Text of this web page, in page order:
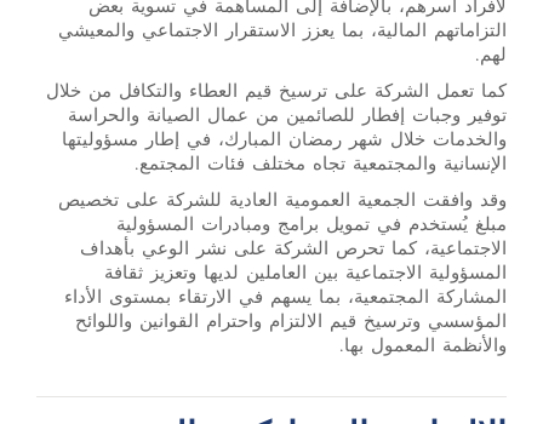
لأفراد أسرهم، بالإضافة إلى المساهمة في تسوية بعض
التزاماتهم المالية، بما يعزز الاستقرار الاجتماعي والمعيشي
لهم.
كما تعمل الشركة على ترسيخ قيم العطاء والتكافل من خلال
توفير وجبات إفطار للصائمين من عمال الصيانة والحراسة
والخدمات خلال شهر رمضان المبارك، في إطار مسؤوليتها
الإنسانية والمجتمعية تجاه مختلف فئات المجتمع.
وقد وافقت الجمعية العمومية العادية للشركة على تخصيص
مبلغ يُستخدم في تمويل برامج ومبادرات المسؤولية
الاجتماعية، كما تحرص الشركة على نشر الوعي بأهداف
المسؤولية الاجتماعية بين العاملين لديها وتعزيز ثقافة
المشاركة المجتمعية، بما يسهم في الارتقاء بمستوى الأداء
المؤسسي وترسيخ قيم الالتزام واحترام القوانين واللوائح
والأنظمة المعمول بها.